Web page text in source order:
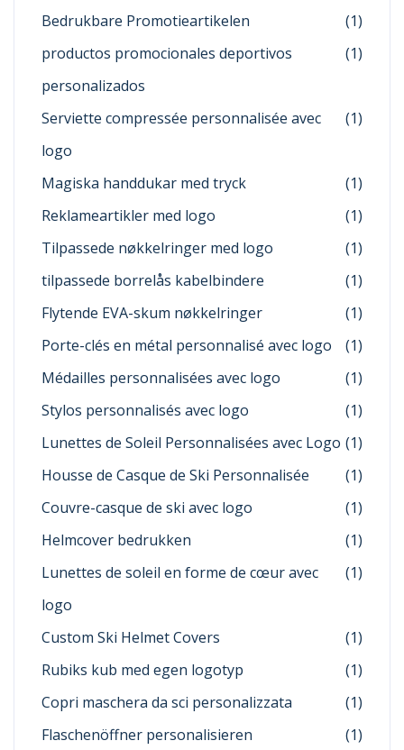
Bedrukbare Promotieartikelen
(1)
productos promocionales deportivos
personalizados
(1)
Serviette compressée personnalisée avec
logo
(1)
Magiska handdukar med tryck
(1)
Reklameartikler med logo
(1)
Tilpassede nøkkelringer med logo
(1)
tilpassede borrelås kabelbindere
(1)
Flytende EVA-skum nøkkelringer
(1)
Porte-clés en métal personnalisé avec logo
(1)
Médailles personnalisées avec logo
(1)
Stylos personnalisés avec logo
(1)
Lunettes de Soleil Personnalisées avec Logo (1)
Housse de Casque de Ski Personnalisée
(1)
Couvre-casque de ski avec logo
(1)
Helmcover bedrukken
(1)
Lunettes de soleil en forme de cœur avec
logo
(1)
Custom Ski Helmet Covers
(1)
Rubiks kub med egen logotyp
(1)
Copri maschera da sci personalizzata
(1)
Flaschenöffner personalisieren
(1)